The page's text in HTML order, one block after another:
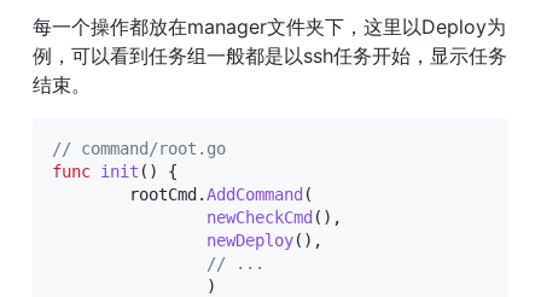
每一个操作都放在manager文件夹下，这里以Deploy为
例，可以看到任务组一般都是以ssh任务开始，显示任务
结束。
// command/root.go
func init ( )
{
	rootCmd
.AddCommand (
newCheckCmd ( ) ,
newDeploy( ) ,
// ...
)